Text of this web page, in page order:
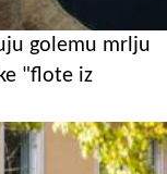
golemu mrlju
"flote iz